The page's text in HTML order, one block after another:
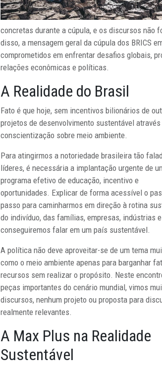
concretas durante a cúpula, e os discursos não
disso, a mensagem geral da cúpula dos BRICS
comprometidos em enfrentar desafios globais,
relações econômicas e políticas.
A Realidade do Brasil
Fato é que hoje, sem incentivos bilionários de
projetos de desenvolvimento sustentável
conscientização sobre meio ambiente.
Para atingirmos a notoriedade brasileira tão
líderes, é necessária a implantação urgente de
programa efetivo de educação, incentivo e
oportunidades. Explicar de forma acessível o
passo para caminharmos em direção à rotina
do indivíduo, das famílias, empresas, indústrias
conseguiremos falar em um país sustentável.
A política não deve aproveitar-se de um tema
como o meio ambiente apenas para barganhar
recursos sem realizar o propósito. Neste
peças importantes do cenário mundial, vimos
discursos, nenhum projeto ou proposta para
realmente relevantes.
A Max Plus na Realidade
Sustentável